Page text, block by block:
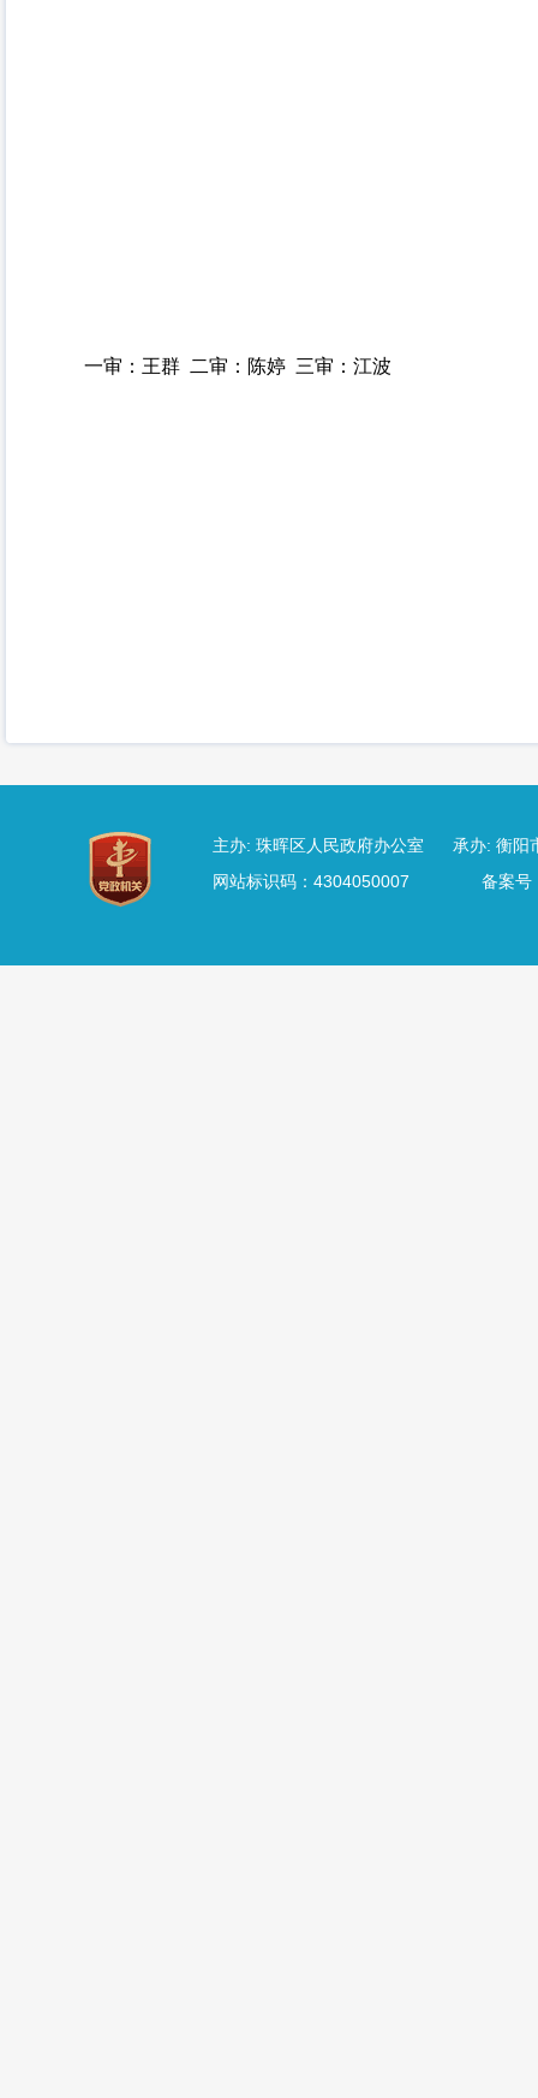
一审：王群 二审：陈婷 三审：江波
主办: 珠晖区人民政府办公室 承办: 衡阳
网站标识码：4304050007
备案号